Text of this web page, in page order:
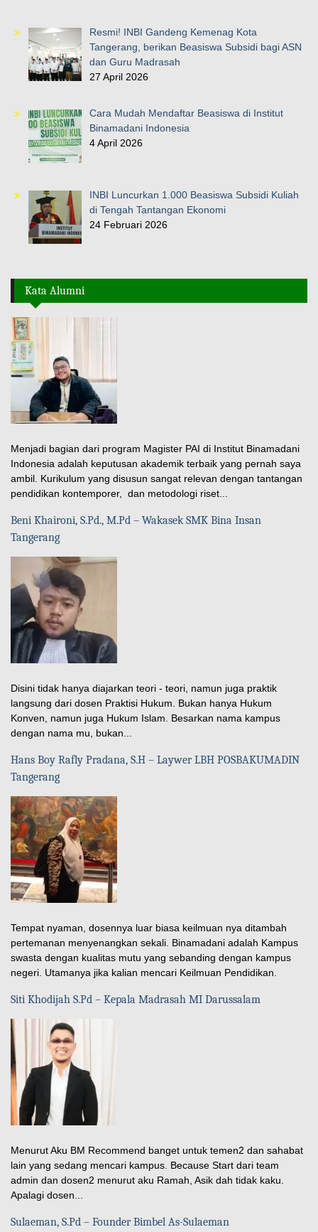
Resmi! INBI Gandeng Kemenag Kota
Tangerang, berikan Beasiswa Subsidi bagi ASN
dan Guru Madrasah
27 April 2026
Cara Mudah Mendaftar Beasiswa di Institut
Binamadani Indonesia
4 April 2026
INBI Luncurkan 1.000 Beasiswa Subsidi Kuliah
di Tengah Tantangan Ekonomi
24 Februari 2026
Kata Alumni
Menjadi bagian dari program Magister PAI di Institut Binamadani
Indonesia adalah keputusan akademik terbaik yang pernah saya
ambil. Kurikulum yang disusun sangat relevan dengan tantangan
pendidikan kontemporer, dan metodologi riset...
Beni Khaironi, S.Pd., M.Pd – Wakasek SMK Bina Insan
Tangerang
Disini tidak hanya diajarkan teori - teori, namun juga praktik
langsung dari dosen Praktisi Hukum. Bukan hanya Hukum
Konven, namun juga Hukum Islam. Besarkan nama kampus
dengan nama mu, bukan...
Hans Boy Rafly Pradana, S.H – Laywer LBH POSBAKUMADIN
Tangerang
Tempat nyaman, dosennya luar biasa keilmuan nya ditambah
pertemanan menyenangkan sekali. Binamadani adalah Kampus
swasta dengan kualitas mutu yang sebanding dengan kampus
negeri. Utamanya jika kalian mencari Keilmuan Pendidikan.
Siti Khodijah S.Pd – Kepala Madrasah MI Darussalam
Menurut Aku BM Recommend banget untuk temen2 dan sahabat
lain yang sedang mencari kampus. Because Start dari team
admin dan dosen2 menurut aku Ramah, Asik dah tidak kaku.
Apalagi dosen...
Sulaeman, S.Pd – Founder Bimbel As-Sulaeman